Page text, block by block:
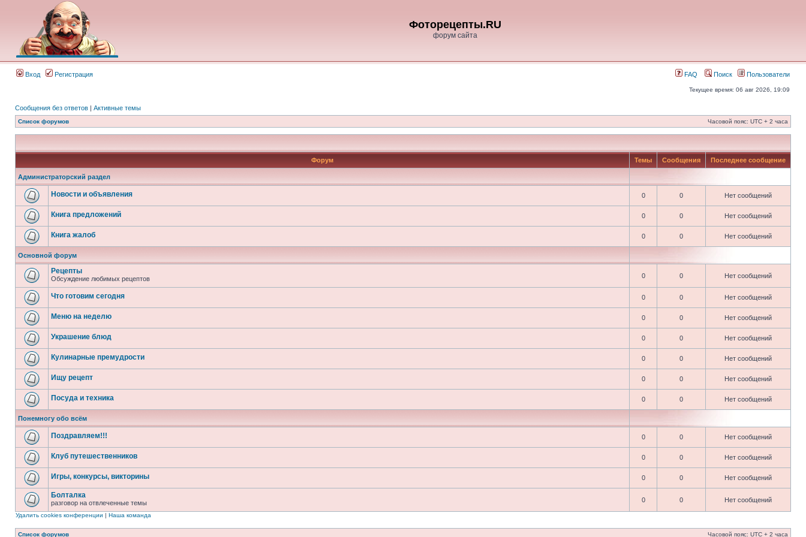
Фоторецепты.RU
форум сайта
Вход Регистрация FAQ Поиск Пользователи
Текущее время: 06 авг 2026, 19:09
Сообщения без ответов | Активные темы
Список форумов Часовой пояс: UTC + 2 часа
Форум Темы Сообщения Последнее сообщение
Администраторский раздел
Новости и объявления 0 0 Нет сообщений
Книга предложений 0 0 Нет сообщений
Книга жалоб 0 0 Нет сообщений
Основной форум
Рецепты
Обсуждение любимых рецептов 0 0 Нет сообщений
Что готовим сегодня 0 0 Нет сообщений
Меню на неделю 0 0 Нет сообщений
Украшение блюд 0 0 Нет сообщений
Кулинарные премудрости 0 0 Нет сообщений
Ищу рецепт 0 0 Нет сообщений
Посуда и техника 0 0 Нет сообщений
Понемногу обо всём
Поздравляем!!! 0 0 Нет сообщений
Клуб путешественников 0 0 Нет сообщений
Игры, конкурсы, викторины 0 0 Нет сообщений
Болталка
разговор на отвлеченные темы 0 0 Нет сообщений
Удалить cookies конференции | Наша команда
Список форумов Часовой пояс: UTC + 2 часа